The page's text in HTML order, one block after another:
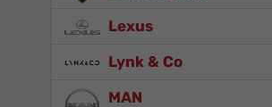
Lexus
Lynk & Co
MAN